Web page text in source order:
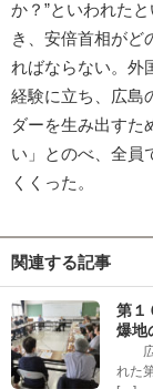
か？”といわれた
き、安倍首相がど
ればならない。外
経験に立ち、広島
ダーを生み出すた
い」とのべ、全員
くくった。
関連する記事
第
爆地
広
れた